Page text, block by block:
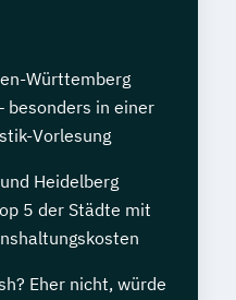
Württemberg
besonders in einer
Vorlesung
Heidelberg
5 der Städte mit
Eher nicht, würde